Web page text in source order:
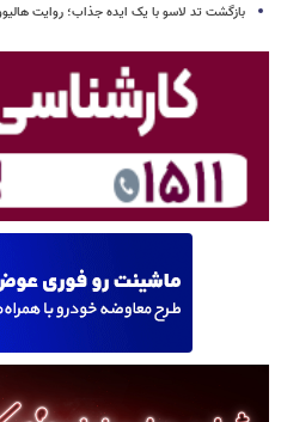
بازگشت تد لاسو با یک ایده جذاب؛ روایت